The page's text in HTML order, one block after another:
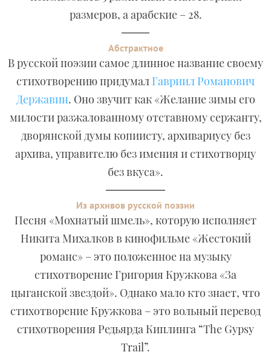
размеров, а арабские – 28.
Абстрактное
В русской поэзии самое длинное название своему
стихотворению придумал Гавриил Романович
Державин. Оно звучит как «Желание зимы его
милости разжалованному отставному сержанту,
дворянской думы копиисту, архивариусу без
архива, управителю без имения и стихотворцу
без вкуса».
Из архивов русской поэзии
Песня «Мохнатый шмель», которую исполняет
Никита Михалков в кинофильме «Жестокий
романс» – это положенное на музыку
стихотворение Григория Кружкова «За
цыганской звездой». Однако мало кто знает, что
стихотворение Кружкова – это вольный перевод
стихотворения Редьярда Киплинга “The Gypsy
Trail”.